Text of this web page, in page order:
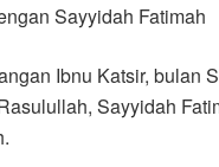
Sayyidah Fatimah
Ibnu Katsir, bulan
Sayyidah